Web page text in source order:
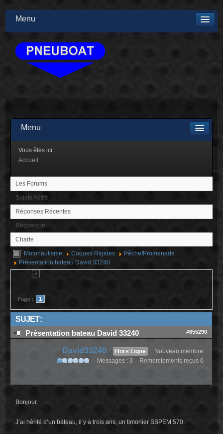
Menu
Menu
Vous êtes ici :
Accueil
Les Forums
Sujets Actifs
Réponses Récentes
Recherche
Charte
Motonautisme
Coques Rigides
Pêche/Promenade
Présentation bateau David 33240
Page : 1
SUJET :
Présentation bateau David 33240 #655290
David33240 Hors Ligne
Nouveau membre
Messages : 3
Remerciements reçus 0
Bonjour,
J’ai hérité d’un bateau, il y a trois ans, un timonier SBPEM 570.